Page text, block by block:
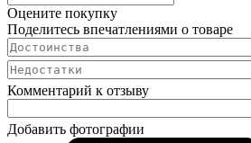
Оцените покупку
Поделитесь впечатлениями о товаре
Комментарий к отзыву
Добавить фотографии